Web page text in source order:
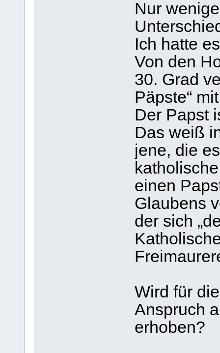
Nur
Ich hatte
Von den
30. Grad
Päpste“
Der Papst
Das weiß
jene, die
einen
Glaubens
der sich
Wird für
Anspruch
erhoben?